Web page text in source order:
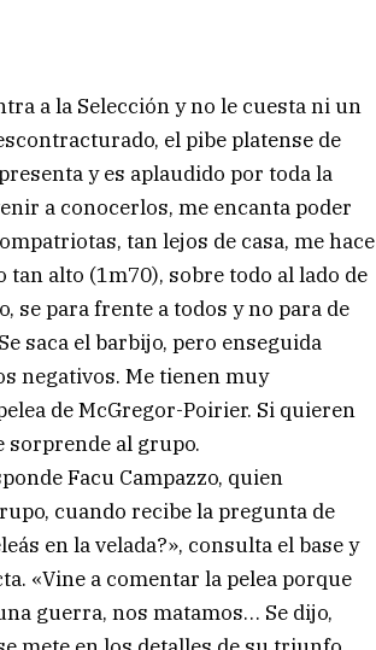
a la Selección y no le cuesta ni un
el pibe platense de
y es aplaudido por toda la
a conocerlos, me encanta poder
tan lejos de casa, me hace
alto (1m70), sobre todo al lado de
para frente a todos y no para de
saca el barbijo, pero enseguida
negativos. Me tienen muy
de McGregor-Poirier. Si quieren
sorprende al grupo.
Facu Campazzo, quien
cuando recibe la pregunta de
en la velada?», consulta el base y
«Vine a comentar la pelea porque
guerra, nos matamos… Se dijo,